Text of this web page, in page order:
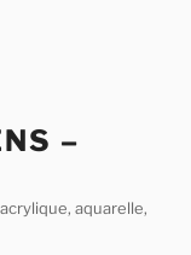
–
aquarelle,